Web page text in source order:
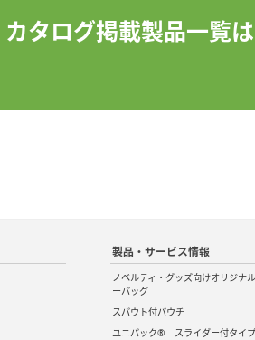
カタログ掲載製品一覧
製品・サービス情報
ノベルティ・グッズ向けオリジナ
ーバッグ
スパウト付パウチ
ユニパック® スライダー付タイ